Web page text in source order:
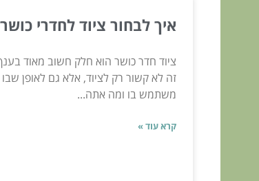
איך לבחור ציוד לחדרי
ציוד חדר כושר הוא חלק חשוב מאוד
זה לא קשור רק לציוד, אלא גם לאופן
משתמש בו ומה אתה...
קרא עוד »